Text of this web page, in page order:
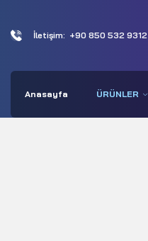
İletişim: +90 850 532 9312
Anasayfa ÜRÜNLER